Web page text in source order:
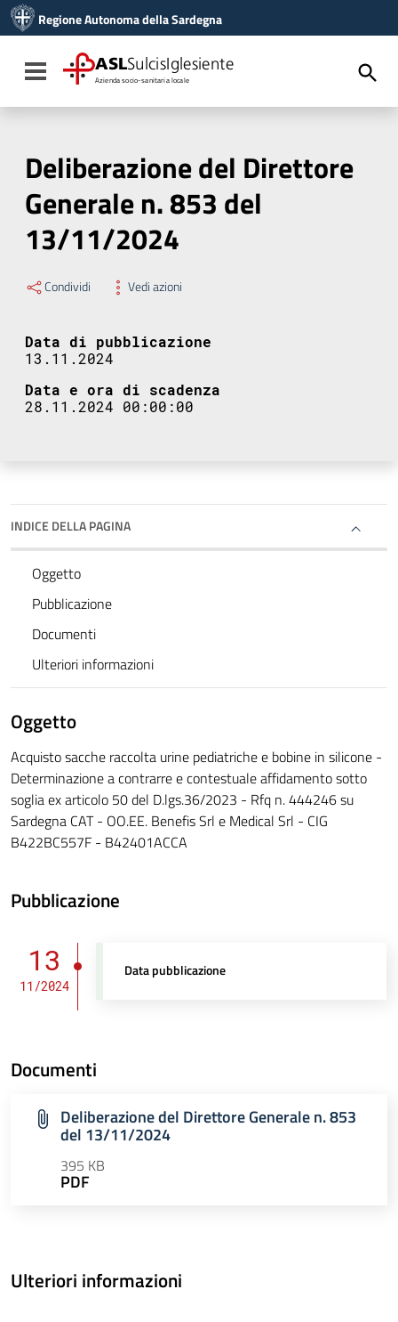
Vai al menu di navigazione
Vai al footer
Regione Autonoma della Sardegna
Toggle navigation
ASLSulcisIglesiente
Azienda socio-sanitaria locale
Deliberazione del Direttore
Generale n. 853 del
13/11/2024
Condividi Vedi azioni
Data di pubblicazione
13.11.2024
Data e ora di scadenza
28.11.2024 00:00:00
INDICE DELLA PAGINA
Oggetto
Pubblicazione
Documenti
Ulteriori informazioni
Oggetto
Acquisto sacche raccolta urine pediatriche e bobine in silicone -
Determinazione a contrarre e contestuale affidamento sotto
soglia ex articolo 50 del D.lgs.36/2023 - Rfq n. 444246 su
Sardegna CAT - OO.EE. Benefis Srl e Medical Srl - CIG
B422BC557F - B42401ACCA
Pubblicazione
13
11/2024
Data pubblicazione
Documenti
Deliberazione del Direttore Generale n. 853
del 13/11/2024
395 KB
PDF
Ulteriori informazioni